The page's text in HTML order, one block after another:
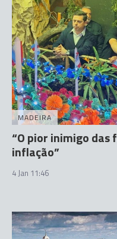
MADEIRA
“O pior inimigo das
inflação”
4 Jan 11:46